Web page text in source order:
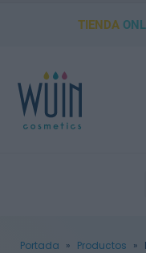
TIENDA
Portada » Productos »